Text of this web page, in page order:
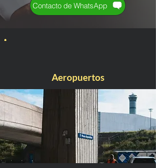
Contacto de WhatsApp
Aeropuertos